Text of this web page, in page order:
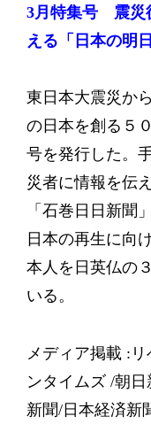
3月特集号 震災
える「日本の明
東日本大震災か
の日本を創る５
号を発行した。
災者に情報を伝
「石巻日日新聞
日本の再生に向
本人を日英仏の
いる。
メディア掲載 :
ンタイムズ /朝
新聞/日本経済新